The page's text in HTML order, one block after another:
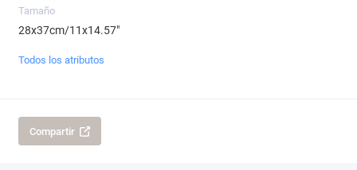
Tamaño
28x37cm/11x14.57"
Todos los atributos
Compartir